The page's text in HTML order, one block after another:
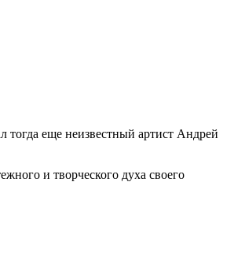
тогда еще неизвестный артист Андрей
и творческого духа своего